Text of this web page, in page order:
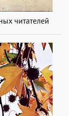
читателей